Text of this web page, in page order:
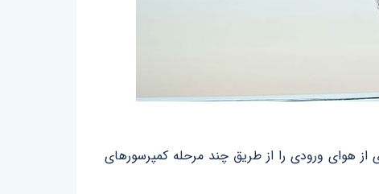
از هوای ورودی را از طریق چند مرحله کمپرسورهای